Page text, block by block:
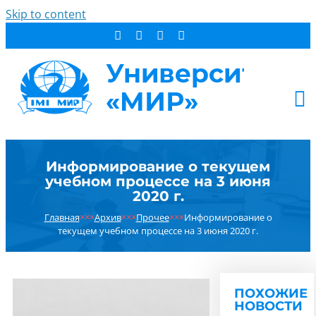
Skip to content
СТУДЕНТУ
ДОПОБРАЗОВАНИЕ
ОБ УНИВЕРСИТЕТЕ
НОВОСТИ
Информирование о текущем
учебном процессе на 3 июня
2020 г.
Главная×××Архив×××Прочее×××Информирование о
текущем учебном процессе на 3 июня 2020 г.
ПОХОЖИЕ
НОВОСТИ